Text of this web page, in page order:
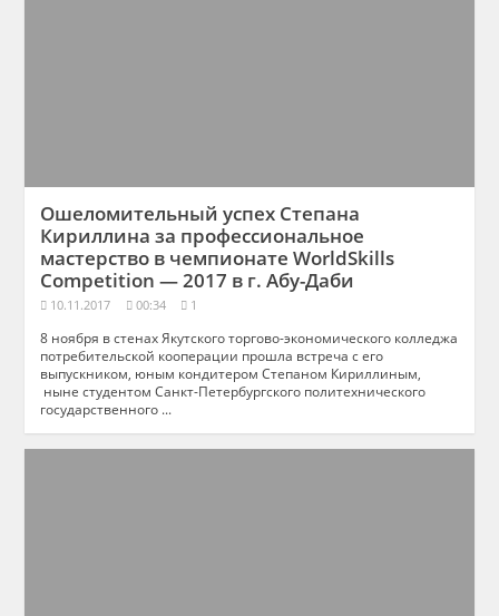
Ошеломительный успех Степана
Кириллина за профессиональное
мастерство в чемпионате WorldSkills
Competition — 2017 в г. Абу-Даби
10.11.2017 00:34 1
8 ноября в стенах Якутского торгово-экономического колледжа
потребительской кооперации прошла встреча с его
выпускником, юным кондитером Степаном Кириллиным,
ныне студентом Санкт-Петербургского политехнического
государственного ...